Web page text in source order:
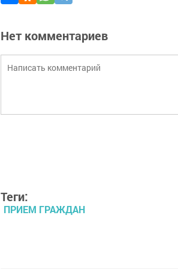
Нет комментариев
Теги:
ПРИЕМ ГРАЖДАН